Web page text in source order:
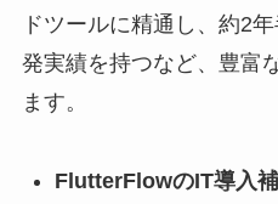
ドツールに精通し、約2
発実績を持つなど、豊富
ます。
FlutterFlowのIT導入